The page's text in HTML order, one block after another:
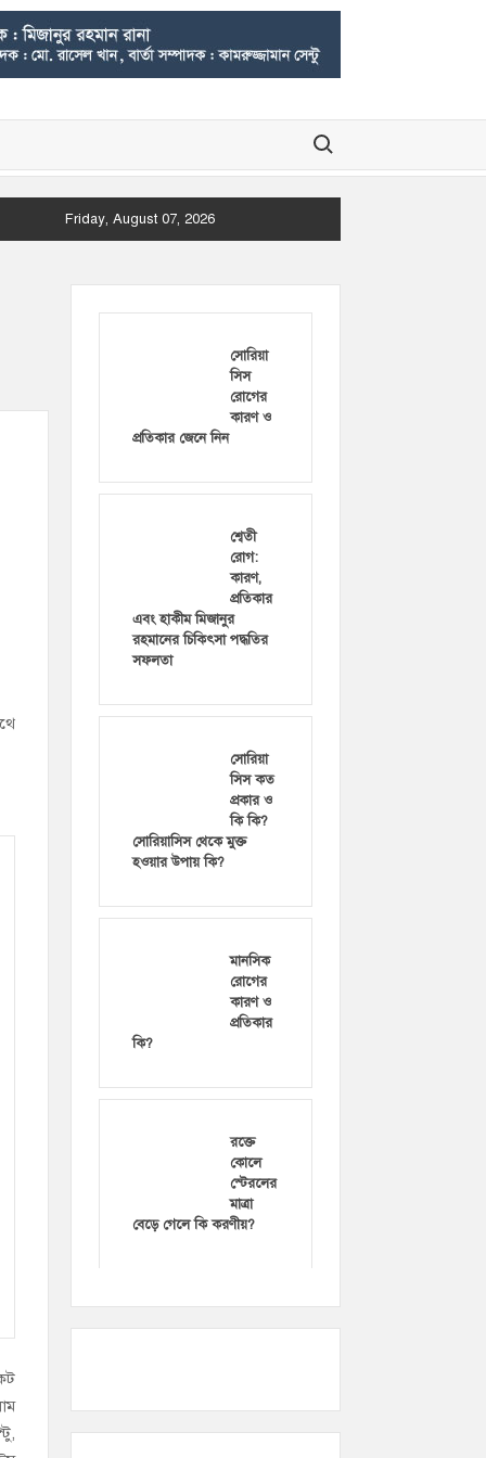
Search for:
Friday, August 07, 2026
সোরিয়া
সিস
রোগের
কারণ ও
প্রতিকার জেনে নিন
শ্বেতী
রোগ:
কারণ,
প্রতিকার
এবং হাকীম মিজানুর
রহমানের চিকিৎসা পদ্ধতির
সফলতা
সোরিয়া
সিস কত
প্রকার ও
কি কি?
সোরিয়াসিস থেকে মুক্ত
হওয়ার উপায় কি?
মানসিক
রোগের
কারণ ও
প্রতিকার
কি?
রক্তে
কোলে
স্টেরলের
মাত্রা
বেড়ে গেলে কি করণীয়?